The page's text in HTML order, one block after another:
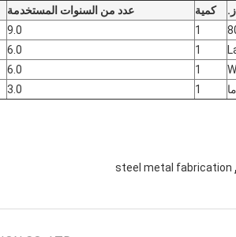
كمية عدد من السنوات المستخدمة
1
9.0
1
6.0
1
6.0
1
3.0
,
steel metal fabrication